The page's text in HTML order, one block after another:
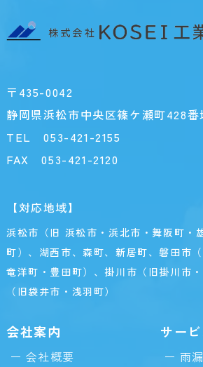
〒435-0042
静岡県浜松市中央区篠ケ瀬町428番
TEL053-421-2155
FAX 053-421-2120
【対応地域】
浜松市（旧 浜松市・浜北市・舞阪町・
町）、湖西市、森町、新居町、磐田市
竜洋町・豊田町）、掛川市（旧掛川市
（旧袋井市・浅羽町）
会社案内
会社概要
サー
雨